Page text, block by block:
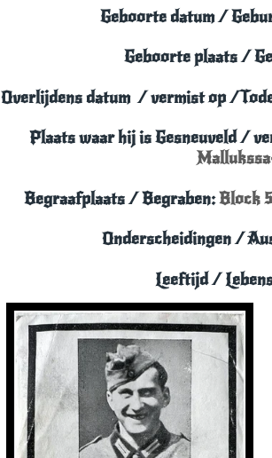
Geboorte datum /
Geboorte plaats /
Overlijdens datum/vermistop /
Plaats waar hij is Gesneuveld/
Begraafplaats / Begraben:Block
Onderscheidingen /
Leeftijd /